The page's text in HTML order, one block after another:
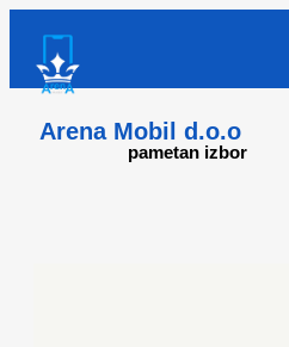
Arena Mobil d.o.o
pametan izbor